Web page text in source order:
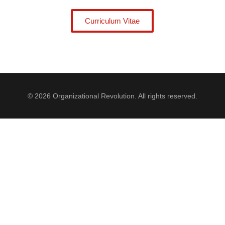
Curriculum Vitae
© 2026 Organizational Revolution. All rights reserved.